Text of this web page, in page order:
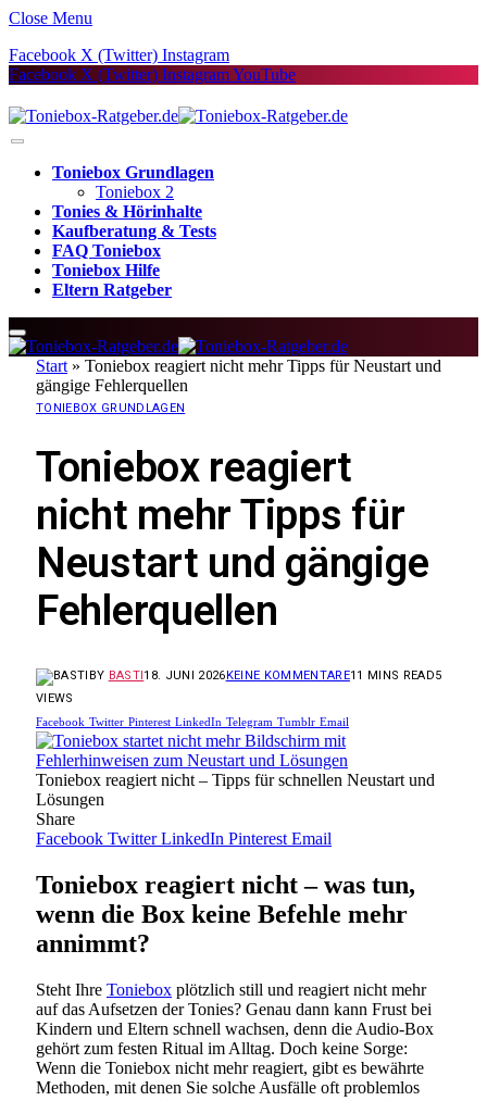
Close Menu
Facebook X (Twitter) Instagram
Facebook X (Twitter) InstagramYouTube
Toniebox Grundlagen
Toniebox 2
Tonies & Hörinhalte
Kaufberatung & Tests
FAQ Toniebox
Toniebox Hilfe
Eltern Ratgeber
Start » Toniebox reagiert nicht mehr Tipps für Neustart und
gängige Fehlerquellen
TONIEBOX GRUNDLAGEN
Toniebox reagiert
nicht mehr Tipps für
Neustart und gängige
Fehlerquellen
BY BASTI18. JUNI 2026KEINE KOMMENTARE11 MINS READ5
VIEWS
Facebook Twitter Pinterest LinkedIn Telegram Tumblr Email
Toniebox reagiert nicht – Tipps für schnellen Neustart und
Lösungen
Share
Facebook Twitter LinkedIn Pinterest Email
Toniebox reagiert nicht – was tun,
wenn die Box keine Befehle mehr
annimmt?
Steht Ihre Toniebox plötzlich still und reagiert nicht mehr
auf das Aufsetzen der Tonies? Genau dann kann Frust bei
Kindern und Eltern schnell wachsen, denn die Audio-Box
gehört zum festen Ritual im Alltag. Doch keine Sorge:
Wenn die Toniebox nicht mehr reagiert, gibt es bewährte
Methoden, mit denen Sie solche Ausfälle oft problemlos